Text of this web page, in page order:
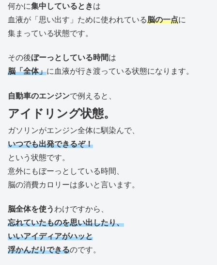
何かに集中しているときは
血液が「思い出す」ために使われている脳の一点に
集まっている状態です。
その後ぼーっとしている時間は
脳「全体」に血液が行き渡っている状態になります。
自動車のエンジンで例えると、
アイドリング状態。
ガソリンがエンジン全体に馴染んで、
いつでも出発できるぞ！
という状態です。
意外にもぼーっとしている時間、
脳の消費カロリーは多いと言います。
脳全体を使う わけですから、
忘れていたものを思い出したり、
いいアイディアがハッと
浮かんだりできるのです。